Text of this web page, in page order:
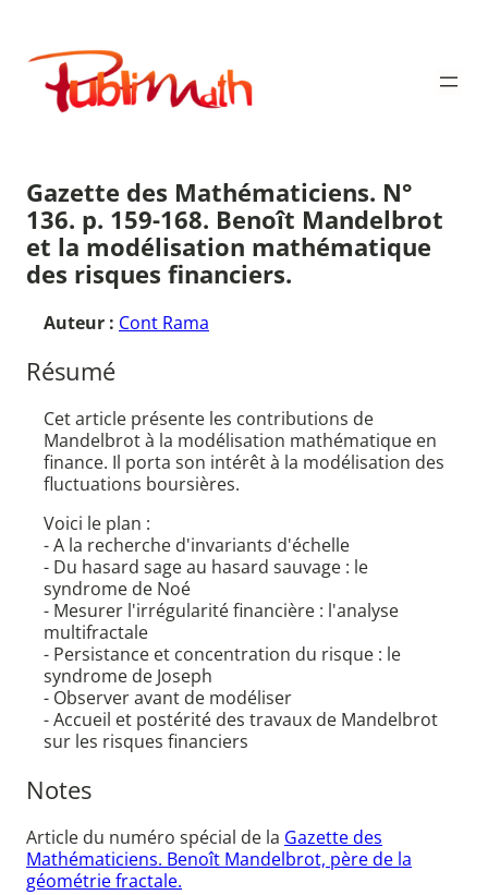
contenu
Publimath
Gazette des Mathématiciens. N°
136. p. 159-168. Benoît Mandelbrot
et la modélisation mathématique
des risques financiers.
Auteur : Cont Rama
Résumé
Cet article présente les contributions de
Mandelbrot à la modélisation mathématique en
finance. Il porta son intérêt à la modélisation des
fluctuations boursières.
Voici le plan :
- A la recherche d'invariants d'échelle
- Du hasard sage au hasard sauvage : le
syndrome de Noé
- Mesurer l'irrégularité financière : l'analyse
multifractale
- Persistance et concentration du risque : le
syndrome de Joseph
- Observer avant de modéliser
- Accueil et postérité des travaux de Mandelbrot
sur les risques financiers
Notes
Article du numéro spécial de la Gazette des
Mathématiciens. Benoît Mandelbrot, père de la
géométrie fractale.